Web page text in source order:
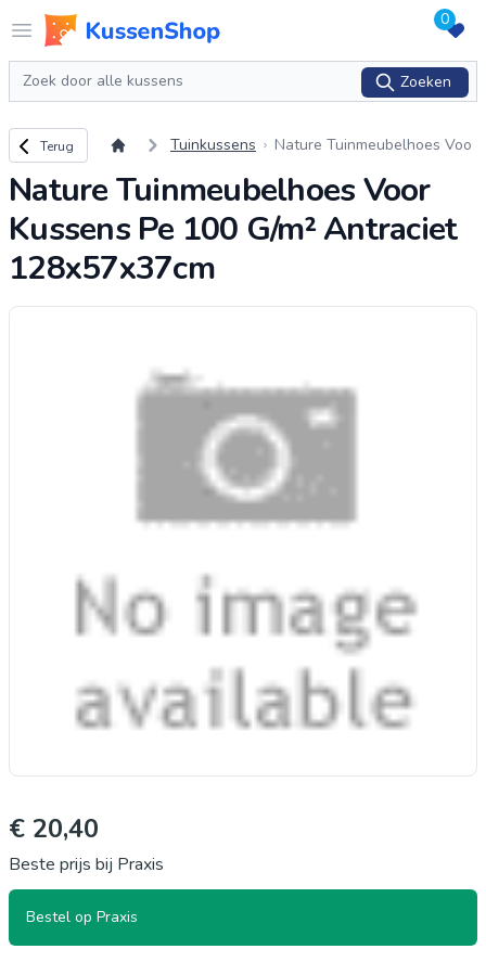
Open menu
Logo www.kussenshop.nl 0
Zoeken
Zoeken
Terug naar overzicht
Terug Tuinkussens
Nature Tuinmeubelhoes Voo
ciet 128x57x37cm
Nature Tuinmeubelhoes Voor
Kussens Pe 100 G/m² Antraciet
128x57x37cm
€ 20,40
Beste prijs bij Praxis
Bestel op Praxis